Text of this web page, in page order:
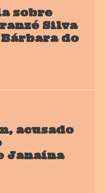
sobre
Silva
do
acusado
Janaína